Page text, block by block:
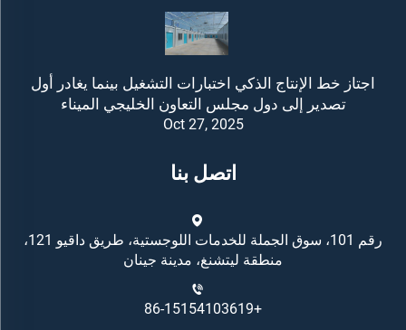
اجتاز خط الإنتاج الذكي اختبارات التشغيل بينما يغادر أول
تصدير إلى دول مجلس التعاون الخليجي الميناء
Oct 27, 2025
اتصل بنا
رقم 101، سوق الجملة للخدمات اللوجستية، طريق داقيو 121،
منطقة ليتشنغ، مدينة جينان
+86-15154103619